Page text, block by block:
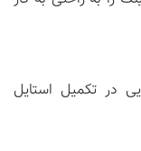
در تکمیل استایل